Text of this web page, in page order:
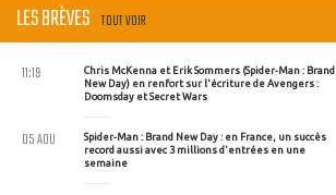
LES BRÈVES TOUT VOIR
Chris McKenna et Erik Sommers (Spider-Man : Brand
New Day) en renfort sur l'écriture de Avengers :
Doomsday et Secret Wars
11:19
Spider-Man : Brand New Day : en France, un succès
record aussi avec 3 millions d'entrées en une
semaine
05 AOU